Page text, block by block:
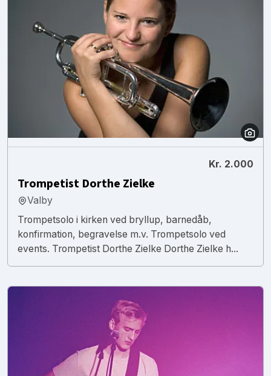
Kr. 2.000
Trompetist Dorthe Zielke
Valby
Trompetsolo i kirken ved bryllup, barnedåb,
konfirmation, begravelse m.v. Trompetsolo ved
events. Trompetist Dorthe Zielke Dorthe Zielke h...